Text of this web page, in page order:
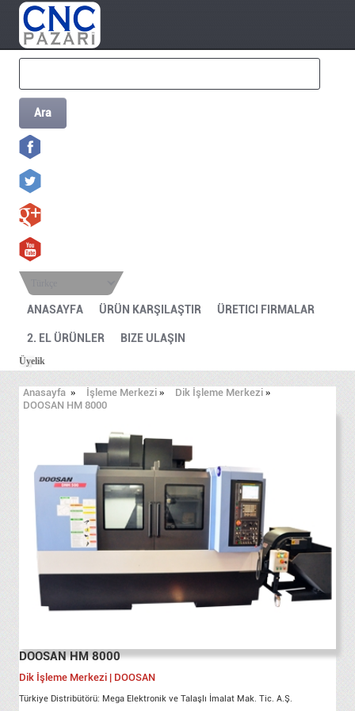
Ara
ANASAYFA ÜRÜN KARŞILAŞTIR ÜRETICI FIRMALAR
2. EL ÜRÜNLER BIZE ULAŞIN
Üyelik
Anasayfa » İşleme Merkezi » Dik İşleme Merkezi »
DOOSAN HM 8000
DOOSAN HM 8000
Dik İşleme Merkezi | DOOSAN
Türkiye Distribütörü: Mega Elektronik ve Talaşlı İmalat Mak. Tic. A.Ş.